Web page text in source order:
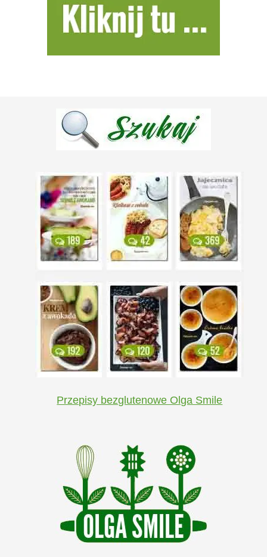
Przepisy bezglutenowe Olga Smile